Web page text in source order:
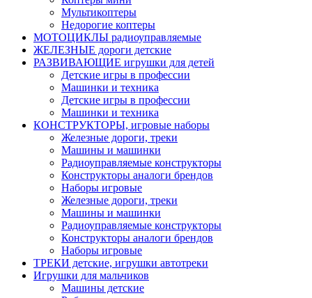
Мультикоптеры
Недорогие коптеры
МОТОЦИКЛЫ радиоуправляемые
ЖЕЛЕЗНЫЕ дороги детские
РАЗВИВАЮЩИЕ игрушки для детей
Детские игры в профессии
Машинки и техника
Детские игры в профессии
Машинки и техника
КОНСТРУКТОРЫ, игровые наборы
Железные дороги, треки
Машины и машинки
Радиоуправляемые конструкторы
Конструкторы аналоги брендов
Наборы игровые
Железные дороги, треки
Машины и машинки
Радиоуправляемые конструкторы
Конструкторы аналоги брендов
Наборы игровые
ТРЕКИ детские, игрушки автотреки
Игрушки для мальчиков
Машины детские